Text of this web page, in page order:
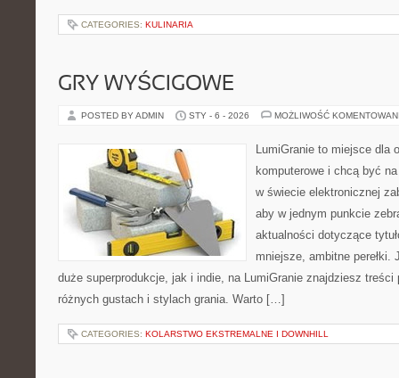
CATEGORIES: KULINARIA
GRY WYŚCIGOWE
POSTED BY ADMIN STY - 6 - 2026 MOŻLIWOŚĆ
LumiGranie to miejsce dla
komputerowe i chcą być
w świecie elektronicznej
aby w jednym punkcie
aktualności dotyczące
mniejsze, ambitne perełki.
duże superprodukcje, jak i indie, na LumiGranie znajdziesz
różnych gustach i stylach grania. Warto […]
CATEGORIES: KOLARSTWO EKSTREMALNE I DOWNHILL